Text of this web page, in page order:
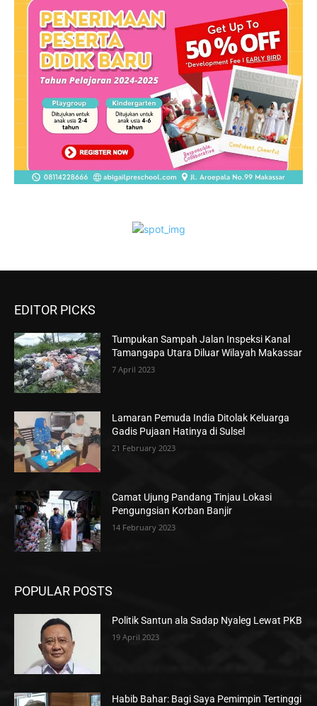
EDITOR PICKS
Tumpukan Sampah Jalan Inspeksi Kanal
Tamangapa Utara Diluar Wilayah Makassar
7 April 2023
Lamaran Pemuda India Ditolak Keluarga
Gadis Pujaan Hatinya di Sulsel
21 February 2023
Camat Ujung Pandang Tinjau Lokasi
Pengungsian Korban Banjir
14 February 2023
POPULAR POSTS
Politik Santun ala Sadap Nyaleg Lewat PKB
19 April 2023
Habib Bahar: Bagi Saya Pemimpin Tertinggi